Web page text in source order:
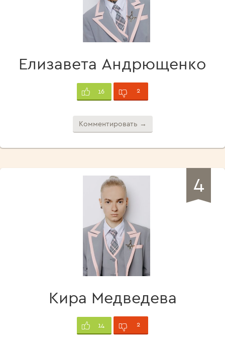
Елизавета Андрющенко
16 2
Комментировать →
4
Кира Медведева
14 2